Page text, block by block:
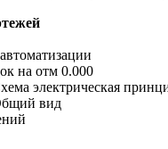
на отм 0.000
электрическая
вид